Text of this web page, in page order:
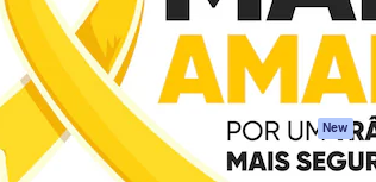
Texto para voz
Conteúdo de
MCP para
Claude/
Agentes New
API